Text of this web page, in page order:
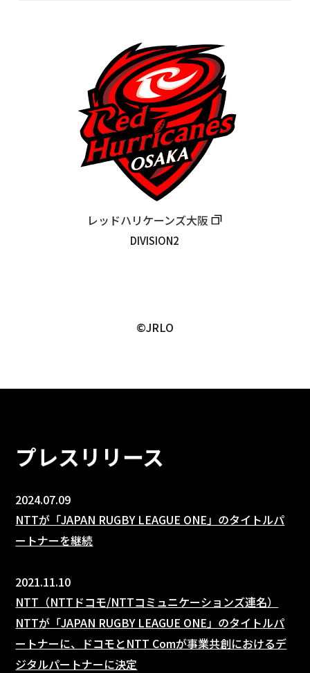
レッドハリケーンズ大阪
DIVISION2
©JRLO
プレスリリース
2024.07.09
NTTが「JAPAN RUGBY LEAGUE ONE」のタイトルパ
ートナーを継続
2021.11.10
NTT（NTTドコモ/NTTコミュニケーションズ連名）
NTTが「JAPAN RUGBY LEAGUE ONE」のタイトルパ
ートナーに、ドコモとNTT Comが事業共創におけるデ
ジタルパートナーに決定